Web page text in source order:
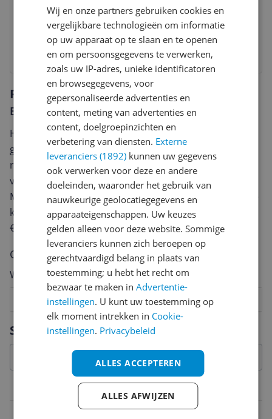
v.a. € 27,44
Bekijk product
Specificaties
Belangrijkste kenmerken
Reviews
Er zijn nog geen reviews geschreven
Heb jij dit product in bezit en wil je graag je mening
geven? Start dan hieronder met het schrijven van je
review. Afhankelijk van de details duurt het schrijven
van een review gemiddeld tussen de 3 en 10 minuten.
Met jouw mening help je andere bezoekers een betere
keuze te maken én maak je iedere maand kans op
€250,-!
Klik hier voor de actievoorwaarden.
Cijfer
Welk cijfer geef jij dit product?
8
7
6
5
4
3
2
Vraag 1 van 4
Wij en onze partners gebruiken cookies en
vergelijkbare technologieën om informatie
op uw apparaat op te slaan en te openen
en om persoonsgegevens te verwerken,
zoals uw IP-adres, unieke identificatoren
en browsegegevens, voor
gepersonaliseerde advertenties en
content, meting van advertenties en
content, doelgroepinzichten en
verbetering van diensten. Externe
leveranciers (1892) kunnen uw gegevens
ook verwerken voor deze en andere
doeleinden, waaronder het gebruik van
nauwkeurige geolocatiegegevens en
apparaateigenschappen. Uw keuzes
gelden alleen voor deze website. Sommige
leveranciers kunnen zich beroepen op
gerechtvaardigd belang in plaats van
toestemming; u hebt het recht om
bezwaar te maken inAdvertentie-
instellingen. U kunt uw toestemming op
elk moment intrekken in Cookie-
instellingen. Privacybeleid
ALLES ACCEPTEREN
ALLES AFWIJZEN